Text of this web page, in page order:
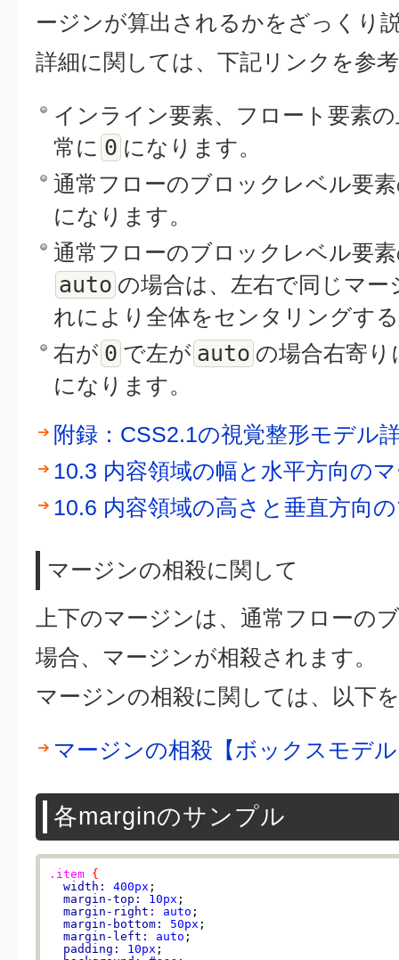
ージンが算出されるかをざっくり
詳細に関しては、下記リンクを参
インライン要素、フロート要素
常に 0 になります。
通常フローのブロックレベル要
になります。
通常フローのブロックレベル要
auto の場合は、左右で同じマ
れにより全体をセンタリングす
右が 0 で左が auto の場合右寄
になります。
附録：CSS2.1の視覚整形モデル
10.3 内容領域の幅と水平方向の
10.6 内容領域の高さと垂直方向
マージンの相殺に関して
上下のマージンは、通常フローの
場合、マージンが相殺されます。
マージンの相殺に関しては、以下
マージンの相殺【ボックスモデ
各marginのサンプル
.item {
width:
400px ;
margin-top:
10px ;
margin-right:
auto ;
margin-bottom:
50px ;
margin-left:
auto ;
padding:
10px ;